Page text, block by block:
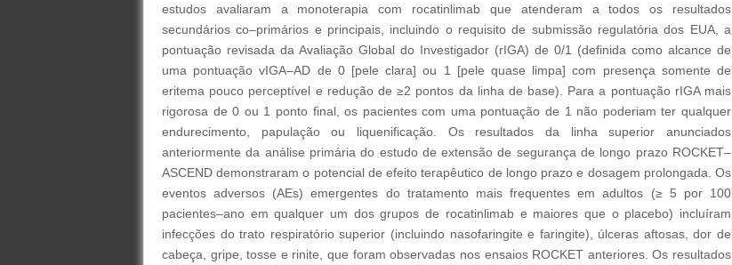
estudos avaliaram a monoterapia com rocatinlimab que atenderam a todos os resultados
secundários co–primários e principais, incluindo o requisito de submissão regulatória dos EUA, a
pontuação revisada da Avaliação Global do Investigador (rIGA) de 0/1 (definida como alcance de
uma pontuação vIGA–AD de 0 [pele clara] ou 1 [pele quase limpa] com presença somente de
eritema pouco perceptível e redução de ≥2 pontos da linha de base). Para a pontuação rIGA mais
rigorosa de 0 ou 1 ponto final, os pacientes com uma pontuação de 1 não poderiam ter qualquer
endurecimento, papulação ou liquenificação. Os resultados da linha superior anunciados
anteriormente da análise primária do estudo de extensão de segurança de longo prazo ROCKET–
ASCEND demonstraram o potencial de efeito terapêutico de longo prazo e dosagem prolongada. Os
eventos adversos (AEs) emergentes do tratamento mais frequentes em adultos (≥ 5 por 100
pacientes–ano em qualquer um dos grupos de rocatinlimab e maiores que o placebo) incluíram
infecções do trato respiratório superior (incluindo nasofaringite e faringite), úlceras aftosas, dor de
cabeça, gripe, tosse e rinite, que foram observadas nos ensaios ROCKET anteriores. Os resultados